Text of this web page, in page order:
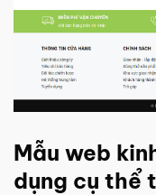
Mẫu web
dụng cụ thể